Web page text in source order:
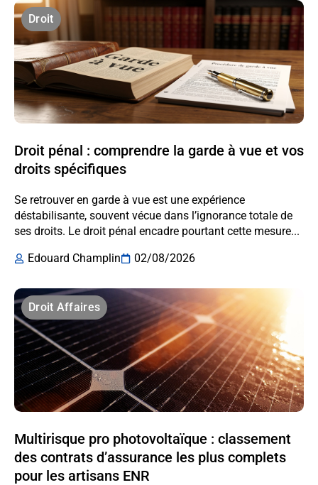
Droit
Droit pénal : comprendre la garde à vue et vos
droits spécifiques
Se retrouver en garde à vue est une expérience
déstabilisante, souvent vécue dans l’ignorance totale de
ses droits. Le droit pénal encadre pourtant cette mesure...
Edouard Champlin
02/08/2026
Droit Affaires
Multirisque pro photovoltaïque : classement
des contrats d’assurance les plus complets
pour les artisans ENR